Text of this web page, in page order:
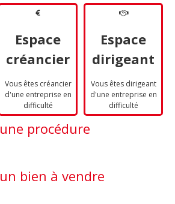
Espace
créancier
Vous êtes créancier
d'une entreprise en
difficulté
Espace
dirigeant
Vous êtes dirigeant
d'une entreprise en
difficulté
une procédure
un bien à vendre